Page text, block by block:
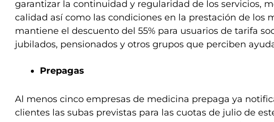
garantizar la continuidad y regularidad de los servicios,
calidad así como las condiciones en la prestación de los
mantiene el descuento del 55% para usuarios de tarifa
jubilados, pensionados y otros grupos que perciben
Prepagas
Al menos cinco empresas de medicina prepaga ya
clientes las subas previstas para las cuotas de julio de